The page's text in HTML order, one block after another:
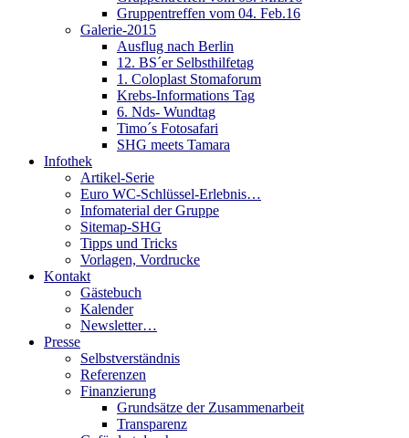
Gruppentreffen vom 04. Feb.16
Galerie-2015
Ausflug nach Berlin
12. BS´er Selbsthilfetag
1. Coloplast Stomaforum
Krebs-Informations Tag
6. Nds- Wundtag
Timo´s Fotosafari
SHG meets Tamara
Infothek
Artikel-Serie
Euro WC-Schlüssel-Erlebnis…
Infomaterial der Gruppe
Sitemap-SHG
Tipps und Tricks
Vorlagen, Vordrucke
Kontakt
Gästebuch
Kalender
Newsletter…
Presse
Selbstverständnis
Referenzen
Finanzierung
Grundsätze der Zusammenarbeit
Transparenz